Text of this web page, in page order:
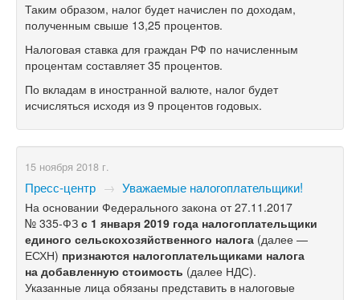
Таким образом, налог будет начислен по доходам,
полученным свыше 13,25 процентов.
Налоговая ставка для граждан РФ по начисленным
процентам составляет 35 процентов.
По вкладам в иностранной валюте, налог будет
исчисляться исходя из 9 процентов годовых.
15 ноября 2018 г.
Пресс-центр → Уважаемые налогоплательщики!
На основании Федерального закона от 27.11.2017
№ 335-ФЗ с 1 января 2019 года налогоплательщики
единого сельскохозяйственного налога (далее —
ЕСХН) признаются налогоплательщиками налога
на добавленную стоимость (далее НДС).
Указанные лица обязаны представить в налоговые